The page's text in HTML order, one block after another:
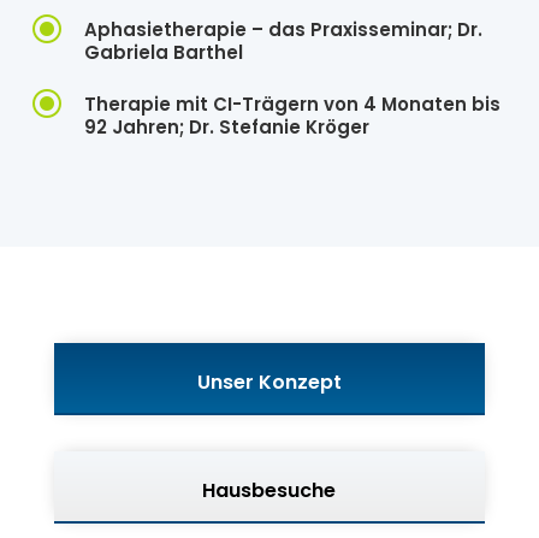
\
Aphasietherapie – das Praxisseminar; Dr.
Gabriela Barthel
\
Therapie mit CI-Trägern von 4 Monaten bis
92 Jahren; Dr. Stefanie Kröger
Unser Konzept
Hausbesuche